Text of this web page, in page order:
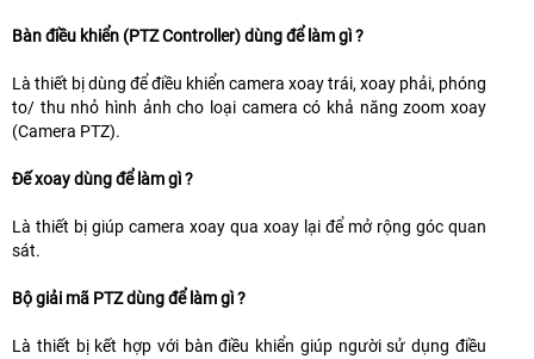
Bàn điều khiển (PTZ Controller) dùng để làm gì ?
Là thiết bị dùng để điều khiển camera xoay trái, xoay phải, phóng
to/ thu nhỏ hình ảnh cho loại camera có khả năng zoom xoay
(Camera PTZ).
Đế xoay dùng để làm gì ?
Là thiết bị giúp camera xoay qua xoay lại để mở rộng góc quan
sát.
Bộ giải mã PTZ dùng để làm gì ?
Là thiết bị kết hợp với bàn điều khiển giúp người sử dụng điều